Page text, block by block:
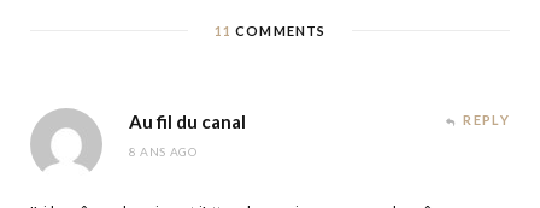
11 COMMENTS
Au fil du canal
8 ANS AGO
REPLY